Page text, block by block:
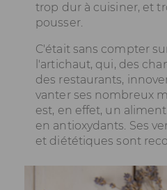
trop dur à cuisiner, et
pousser.
C'était sans compter
l'artichaut, qui, des
des restaurants,
vanter ses nombreux
est, en effet, un
en antioxydants. Ses
et diététiques sont